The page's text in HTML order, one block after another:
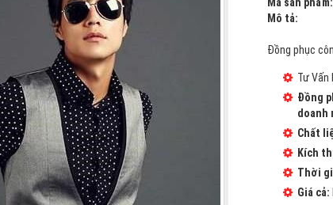
Mô tả:
Đồng phục
Tư Vấn
Đồng
doanh
Chất
Kích
Thời
Giá cả: